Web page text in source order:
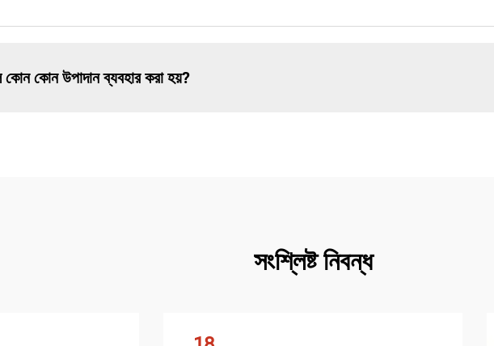
কোন কোন উপাদান ব্যবহার করা হয়?
সংশ্লিষ্ট নিবন্ধ